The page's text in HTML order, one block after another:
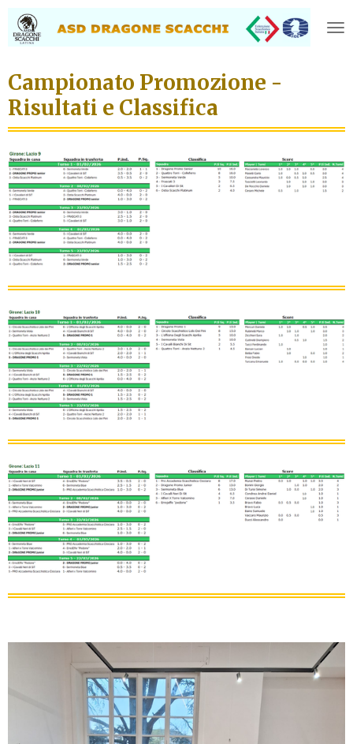
Vai
al
principale
Campionato Promozione -
Risultati e Classifica